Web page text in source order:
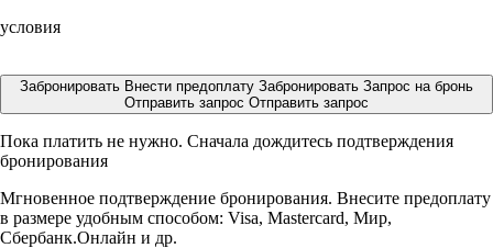
условия
Забронировать Внести предоплату Забронировать Запрос на бронь
Отправить запрос Отправить запрос
Пока платить не нужно. Сначала дождитесь подтверждения
бронирования
Мгновенное подтверждение бронирования. Внесите предоплату
в размере удобным способом: Visa, Mastercard, Мир,
Сбербанк.Онлайн и др.